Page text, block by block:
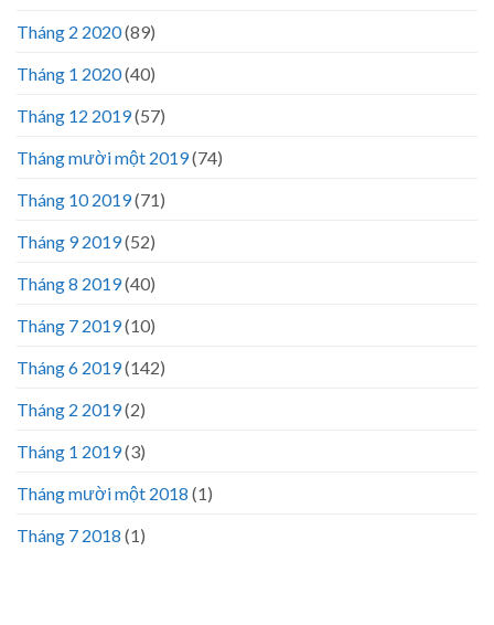
Tháng 2 2020(89)
Tháng 1 2020(40)
Tháng 12 2019(57)
Tháng mười một 2019(74)
Tháng 10 2019(71)
Tháng 9 2019(52)
Tháng 8 2019(40)
Tháng 7 2019(10)
Tháng 6 2019(142)
Tháng 2 2019(2)
Tháng 1 2019(3)
Tháng mười một 2018 (1)
Tháng 7 2018 (1)